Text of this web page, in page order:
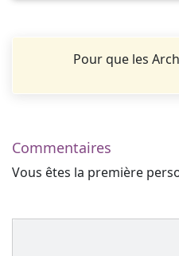
Pour que les
Commentaires
Vous êtes la première